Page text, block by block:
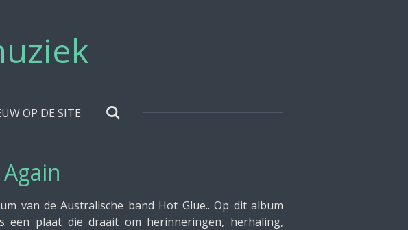
OP DE SITE
van de Australische band Hot Glue.. Op dit album
plaat die draait om herinneringen, herhaling,